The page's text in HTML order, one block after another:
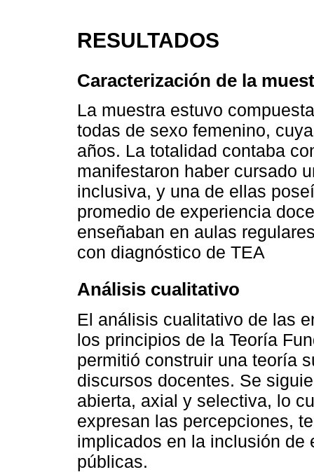
RESULTADOS
Caracterización de la
La muestra estuvo
todas de sexo femenino,
años. La totalidad contaba
manifestaron haber cursado
inclusiva, y una de ellas
promedio de experiencia
enseñaban en aulas
con diagnóstico de TEA
Análisis cualitativo
El análisis cualitativo de las
los principios de la Teoría
permitió construir una teoría
discursos docentes. Se
abierta, axial y selectiva, lo
expresan las percepciones,
implicados en la inclusión de
públicas.